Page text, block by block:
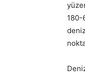
180-